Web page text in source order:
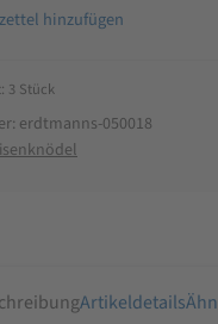
3 Stück
erdtmanns-050018
Artikeldetails